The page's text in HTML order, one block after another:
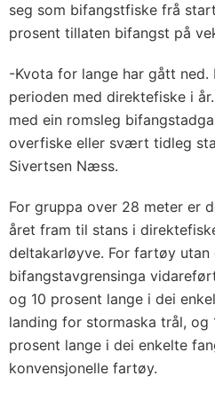
seg som bifangstfiske frå
prosent tillaten bifangst på
-Kvota for lange har gått
perioden med direktefiske i
med ein romsleg
overfiske eller svært tidleg
Sivertsen Næss.
For gruppa over 28 meter er
året fram til stans i
deltakarløyve. For fartøy
bifangstavgrensinga
og 10 prosent lange i dei
landing for stormaska trål, og
prosent lange i dei enkelte
konvensjonelle fartøy.